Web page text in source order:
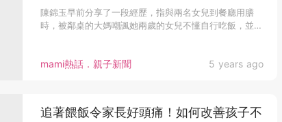
mami熱話．親子新聞 5 years ago
孩子比較
陳錦玉早前分享了一段經歷，指與兩名女兒到餐廳用膳
時，被鄰桌的大媽嘲諷她兩歲的女兒不懂自行吃飯，並炫
追著餵飯令家長好頭痛！如何改善孩子不